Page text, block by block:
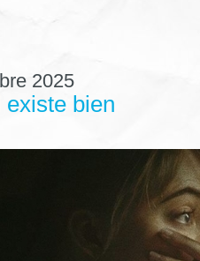
2025
existe bien